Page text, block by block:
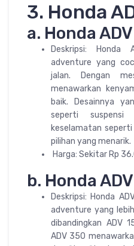
3. Honda
a. Honda
Deskripsi:
adventure yang
jalan. Dengan
menawarkan
baik. Desainnya
seperti
keselamatan
pilihan yang menarik.
Harga: Sekitar Rp
b. Honda
Deskripsi: Honda
adventure yang
dibandingkan ADV
ADV 350